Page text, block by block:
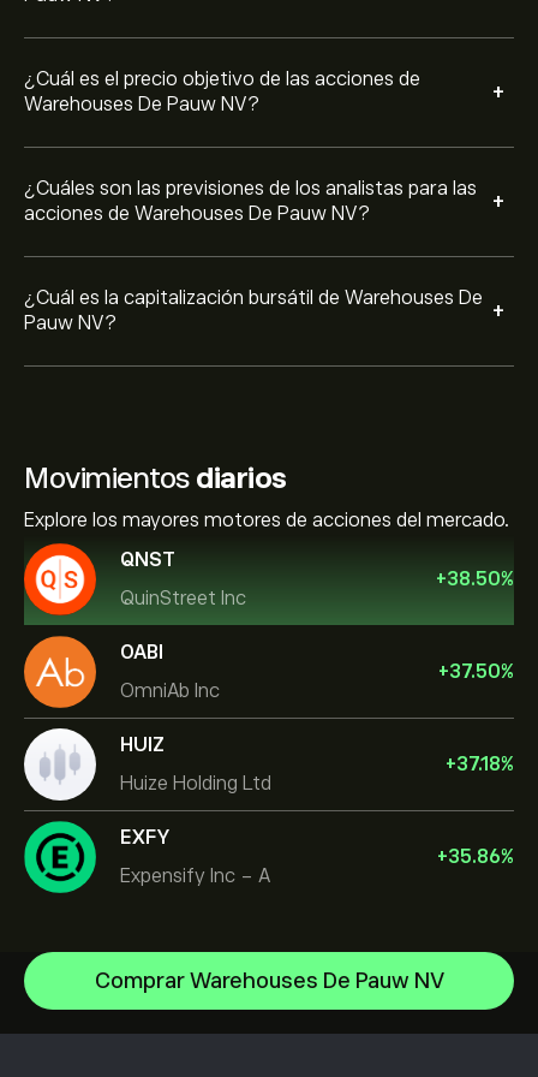
¿Cuál es el precio objetivo de las acciones de
Warehouses De Pauw NV?
+
¿Cuáles son las previsiones de los analistas para las
acciones de Warehouses De Pauw NV?
+
¿Cuál es la capitalización bursátil de Warehouses De
Pauw NV?
+
Movimientos diarios
Explore los mayores motores de acciones del mercado.
QNST
QuinStreet Inc
+38.50%
OABI
OmniAb Inc
+37.50%
HUIZ
Huize Holding Ltd
+37.18%
EXFY
Expensify Inc - A
+35.86%
Comprar Warehouses De Pauw NV
Micron Technology, Inc.
Centro de ayuda